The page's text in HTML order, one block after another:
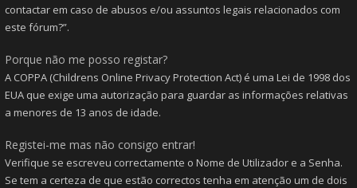
contactar em caso de abusos e/ou assuntos legais relacionados com
este fórum?”.
Porque não me posso registar?
A COPPA (Childrens Online Privacy Protection Act) é uma Lei de 1998 dos
EUA que exige uma autorização para guardar as informações relativas
a menores de 13 anos de idade.
Registei-me mas não consigo entrar!
Verifique se escreveu correctamente o Nome de Utilizador e a Senha.
Se tem a certeza de que estão correctos tenha em atenção um de dois